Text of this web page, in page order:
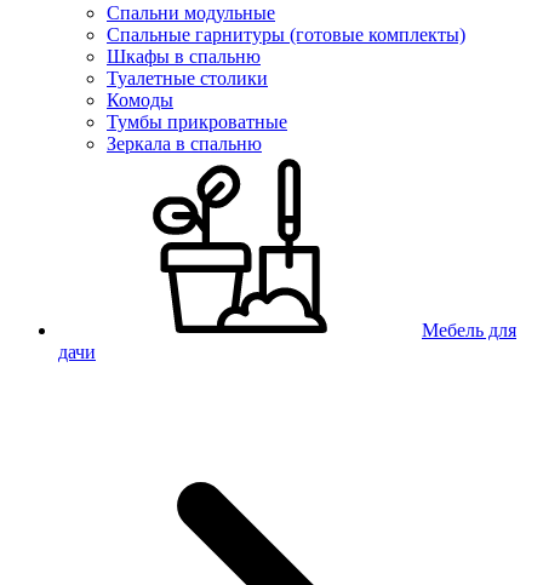
Спальни модульные
Спальные гарнитуры (готовые комплекты)
Шкафы в спальню
Туалетные столики
Комоды
Тумбы прикроватные
Зеркала в спальню
Мебель для
дачи